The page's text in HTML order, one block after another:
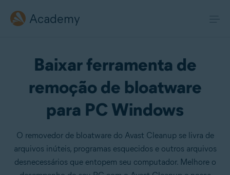
Academy
Baixar ferramenta de
remoção de bloatware
para PC Windows
O removedor de bloatware do Avast Cleanup se livra de
arquivos inúteis, programas esquecidos e outros arquivos
desnecessários que entopem seu computador. Melhore o